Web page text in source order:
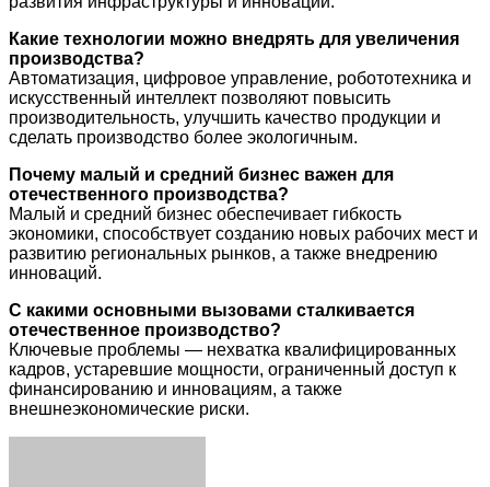
Какие технологии можно внедрять для увеличения
производства?
Автоматизация, цифровое управление, робототехника и
искусственный интеллект позволяют повысить
производительность, улучшить качество продукции и
сделать производство более экологичным.
Почему малый и средний бизнес важен для
отечественного производства?
Малый и средний бизнес обеспечивает гибкость
экономики, способствует созданию новых рабочих мест и
развитию региональных рынков, а также внедрению
инноваций.
С какими основными вызовами сталкивается
отечественное производство?
Ключевые проблемы — нехватка квалифицированных
кадров, устаревшие мощности, ограниченный доступ к
финансированию и инновациям, а также
внешнеэкономические риски.